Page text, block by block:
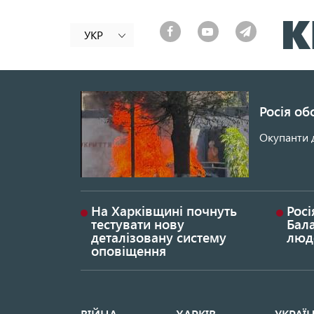
УКР
Росія
Окупанти
На Харківщині почнуть
тестувати нову
деталізовану систему
оповіщення